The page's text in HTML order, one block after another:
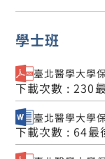
學士班
臺北醫學大學
下載次數 : 230
臺北醫學大學
下載次數 : 64最